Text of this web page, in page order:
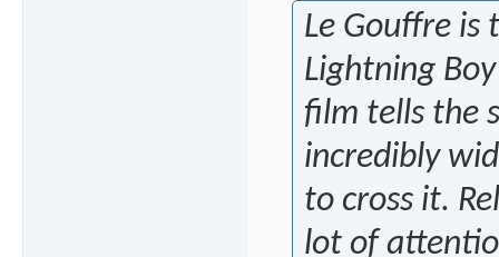
Le Gouffre
Lightning
film tells the
incredibly
to cross it.
lot of